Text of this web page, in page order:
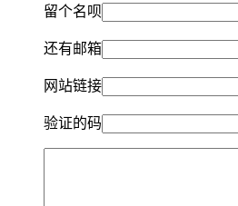
留个名呗
还有邮箱
网站链接
验证的码